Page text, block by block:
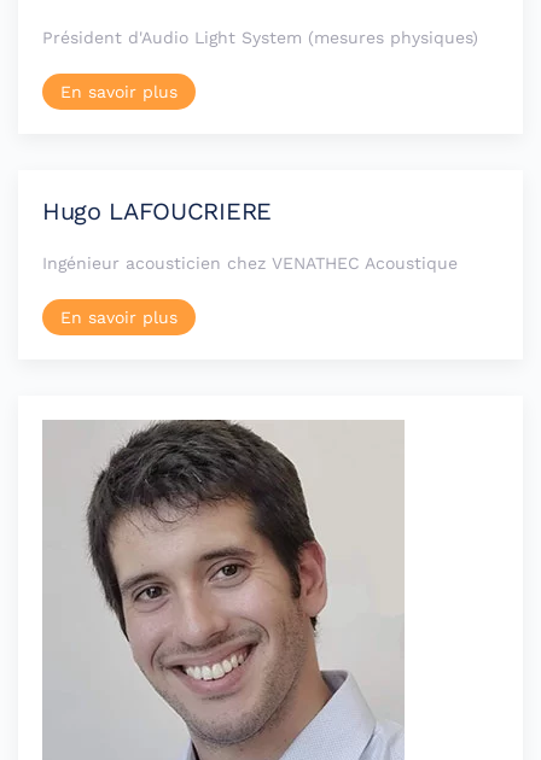
Président d'Audio Light System (mesures physiques)
En savoir plus
Hugo LAFOUCRIERE
Ingénieur acousticien chez VENATHEC Acoustique
En savoir plus